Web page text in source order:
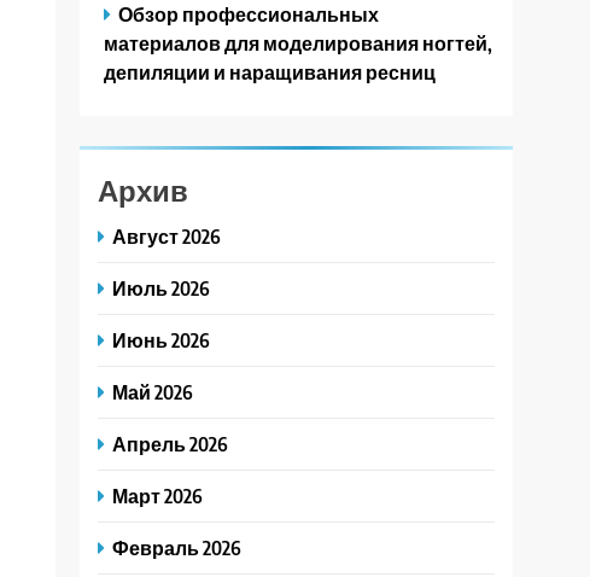
Обзор профессиональных
материалов для моделирования ногтей,
депиляции и наращивания ресниц
Архив
Август 2026
Июль 2026
Июнь 2026
Май 2026
Апрель 2026
Март 2026
Февраль 2026